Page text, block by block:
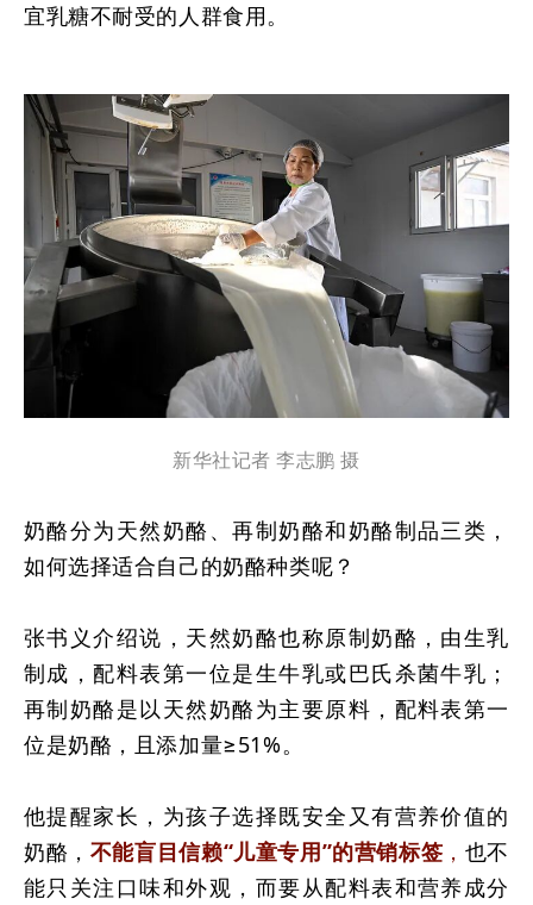
宜乳糖不耐受的人群食用。
新华社记者 李志鹏 摄
奶酪分为天然奶酪、再制奶酪和奶酪制品三类，
如何选择适合自己的奶酪种类呢？
张书义介绍说，天然奶酪也称原制奶酪，由生乳
制成，配料表第一位是生牛乳或巴氏杀菌牛乳；
再制奶酪是以天然奶酪为主要原料，配料表第一
位是奶酪，且添加量≥51%。
他提醒家长，为孩子选择既安全又有营养价值的
奶酪， 不能盲目信赖“儿童专用”的营销标签 ， 也不
能只关注口味和外观，而要从配料表和营养成分